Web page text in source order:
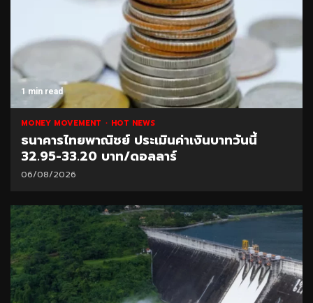
1 min read
MONEY MOVEMENT HOT NEWS
ธนาคารไทยพาณิชย์ ประเมินค่าเงินบาทวันนี้
32.95-33.20 บาท/ดอลลาร์
06/08/2026